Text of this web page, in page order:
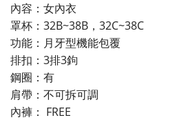
內容：女內衣
罩杯：32B~38B，32C~38C
功能：月牙型機能包覆
排扣：3排3鉤
鋼圈：有
肩帶：不可拆可調
內褲： FREE